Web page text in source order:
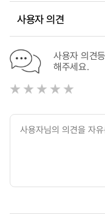
사용자 의견
사용자 의견
해주세요.